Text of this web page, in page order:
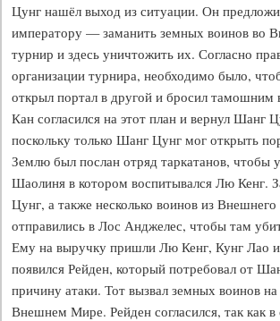
Цунг нашёл выход из ситуации. Он
императору — заманить земных воинов во
турнир и здесь уничтожить их. Согласно
организации турнира, необходимо было,
открыл портал в другой и бросил
Кан согласился на этот план и вернул Шанг
поскольку только Шанг Цунг мог открыть
Землю был послан отряд таркатанов, чтобы
Шаолиня в котором воспитывался Лю Кенг.
Цунг, а также несколько воинов из
отправились в Лос Анджелес, чтобы там
Ему на выручку пришли Лю Кенг, Кунг Лао
появился Рейден, который потребовал от
причину атаки. Тот вызвал земных воинов
Внешнем Мире. Рейден согласился, так как в